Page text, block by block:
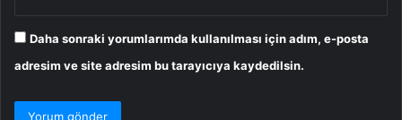
Daha sonraki yorumlarımda kullanılması için adım, e-posta
adresim ve site adresim bu tarayıcıya kaydedilsin.